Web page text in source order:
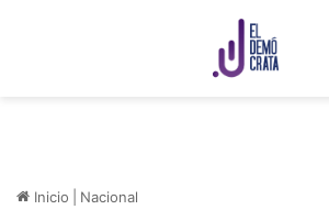
Inicio Nacional